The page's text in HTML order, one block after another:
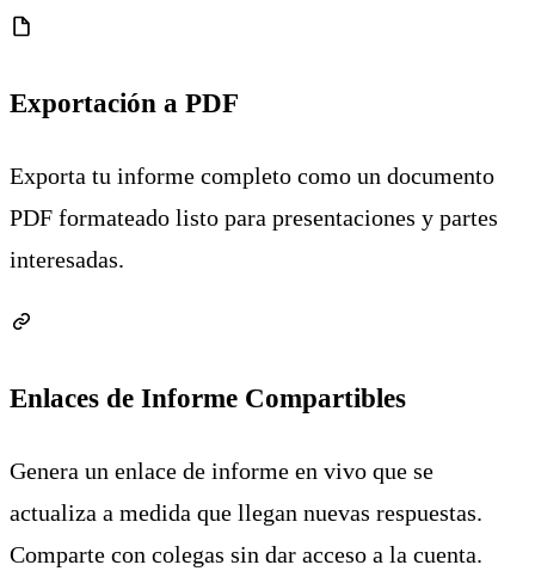
Exportación a PDF
Exporta tu informe completo como un documento
PDF formateado listo para presentaciones y partes
interesadas.
Enlaces de Informe Compartibles
Genera un enlace de informe en vivo que se
actualiza a medida que llegan nuevas respuestas.
Comparte con colegas sin dar acceso a la cuenta.